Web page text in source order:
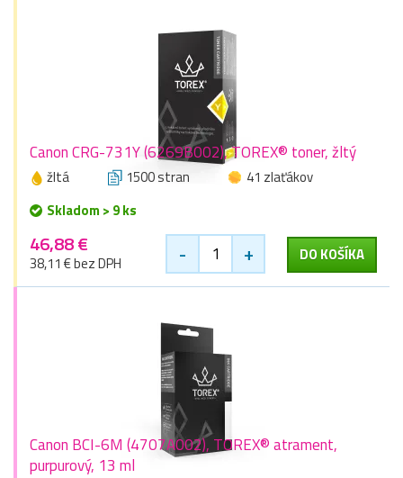
Canon CRG-731Y (6269B002), TOREX® toner, žltý
žltá 1500 stran
41 zlaťákov
Skladom > 9 ks
46,88 €
38,11 € bez DPH - + DO KOŠÍKA
Canon BCI-6M (4707A002), TOREX® atrament,
purpurový, 13 ml